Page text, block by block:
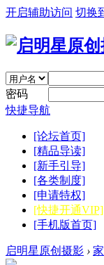
开启辅助访问 切换
密码
快捷导航
[论坛首页]
[精品导读]
[新手引导]
[各类制度]
[申请特权]
[快捷开通VIP]
[手机版首页]
启明星原创摄影 ›